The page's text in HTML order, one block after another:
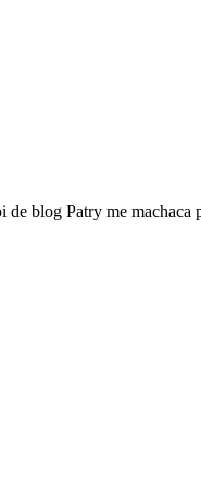
blog Patry me machaca